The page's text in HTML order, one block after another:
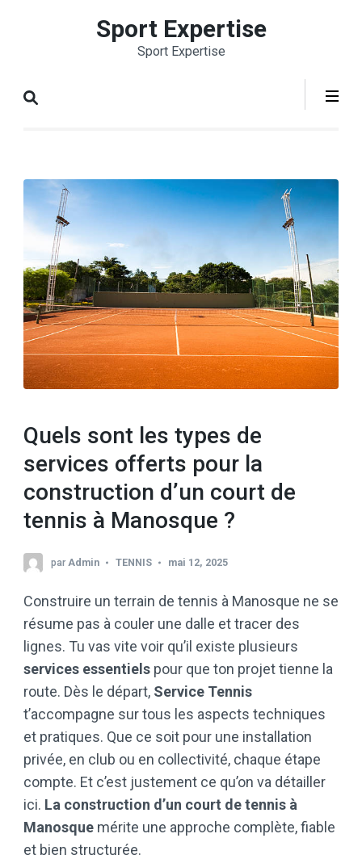
Entrée)
Sport Expertise
Sport Expertise
Quels sont les types de
services offerts pour la
construction d’un court de
tennis à Manosque ?
par Admin TENNIS mai 12, 2025
Construire un terrain de tennis à Manosque ne se
résume pas à couler une dalle et tracer des
lignes. Tu vas vite voir qu’il existe plusieurs
services essentiels pour que ton projet tienne la
route. Dès le départ, Service Tennis
t’accompagne sur tous les aspects techniques
et pratiques. Que ce soit pour une installation
privée, en club ou en collectivité, chaque étape
compte. Et c’est justement ce qu’on va détailler
ici. La construction d’un court de tennis à
Manosque mérite une approche complète, fiable
et bien structurée.